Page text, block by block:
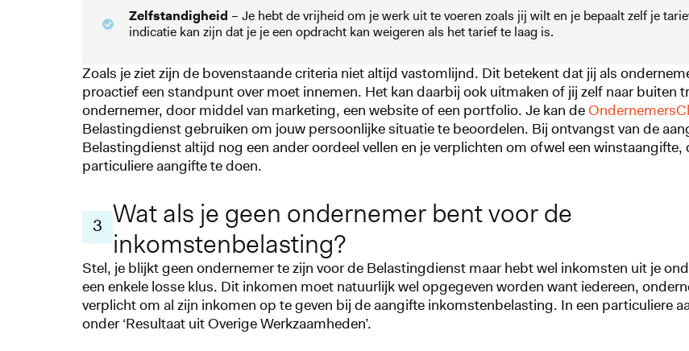
Zelfstandigheid – Je hebt de vrijheid om je werk uit te voeren zoals jij wilt en je bepaalt zelf je
indicatie kan zijn dat je je een opdracht kan weigeren als het tarief te laag is.
Zoals je ziet zijn de bovenstaande criteria niet altijd vastomlijnd. Dit betekent dat jij als
proactief een standpunt over moet innemen. Het kan daarbij ook uitmaken of jij zelf naar buiten
ondernemer, door middel van marketing, een website of een portfolio. Je kan de
Belastingdienst gebruiken om jouw persoonlijke situatie te beoordelen. Bij ontvangst van de
Belastingdienst altijd nog een ander oordeel vellen en je verplichten om ofwel een winstaangifte,
particuliere aangifte te doen.
3 Wat als je geen ondernemer bent voor de
inkomstenbelasting?
Stel, je blijkt geen ondernemer te zijn voor de Belastingdienst maar hebt wel inkomsten uit je
een enkele losse klus. Dit inkomen moet natuurlijk wel opgegeven worden want iedereen,
verplicht om al zijn inkomen op te geven bij de aangifte inkomstenbelasting. In een particuliere
onder ‘Resultaat uit Overige Werkzaamheden’.